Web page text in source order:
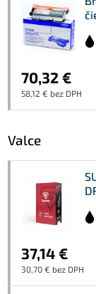
70,32 €
58,12 € bez DPH
Valce
37,14 €
30,70 € bez DPH